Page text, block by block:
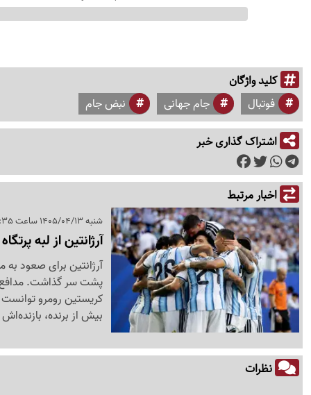
کلید واژگان
فوتبال جام جهانی نبض جام
اشتراک گذاری خبر
اخبار مرتبط
شنبه 1405/04/13 ساعت 07:35
آرژانتین از لبه
پشت سر گذاشت. مدافع
بیش از برنده،
نظرات